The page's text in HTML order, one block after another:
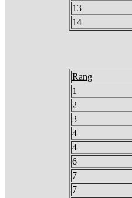
13
14
Rang
1
2
3
4
4
6
7
7